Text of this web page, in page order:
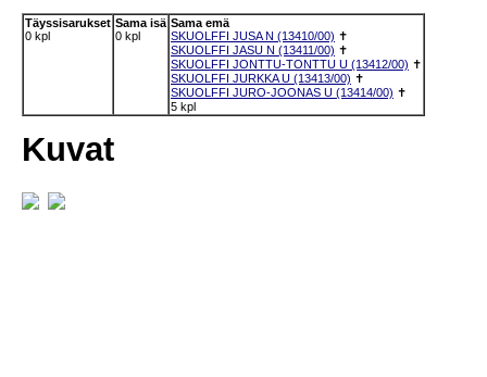
Täyssisarukset
0 kpl
Sama isä
0 kpl
Sama emä
SKUOLFFI JUSA N (13410/00) ✝
SKUOLFFI JASU N (13411/00) ✝
SKUOLFFI JONTTU-TONTTU U (13412/00) ✝
SKUOLFFI JURKKA U (13413/00) ✝
SKUOLFFI JURO-JOONAS U (13414/00) ✝
5 kpl
Kuvat